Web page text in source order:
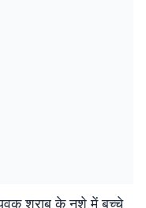
युवक शराब के नशे में बच्चे